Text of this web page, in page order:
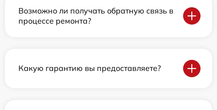
Возможно ли получать обратную связь в
процессе ремонта?
Какую гарантию вы предоставляете?